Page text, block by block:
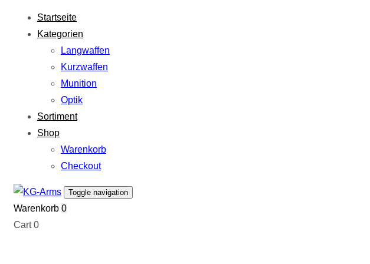
überspringen
primären
springen
Startseite
Kategorien
Langwaffen
Kurzwaffen
Munition
Optik
Sortiment
Shop
Warenkorb
Checkout
Toggle navigation
Warenkorb 0
Cart0